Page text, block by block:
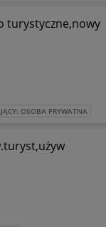
turystyczne,nowy
OSOBA PRYWATNA